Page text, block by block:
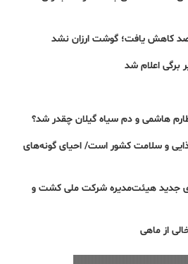
برگی اعلام شد
هاشمی و دم سیاه گیلان چقدر شد؟
و سلامت کشور است/ احیای گونه‌های
جدید هیئت‌مدیره شرکت ملی کشت و
از ماهی